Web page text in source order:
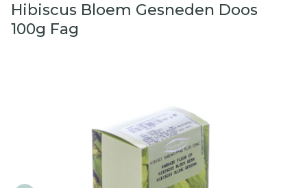
Hibiscus Bloem Gesneden Doos
100g Fag